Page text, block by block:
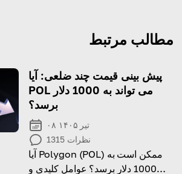
مطالب مرتبط
پیش بینی قیمت چند ضلعی: آیا
POL می تواند به 1000 دلار
برسد؟
۰۸ تیر ۱۴۰۵
1315 نظرات
آیا Polygon (POL) ممکن است به
1000 دلار برسد؟ عوامل کلیدی و